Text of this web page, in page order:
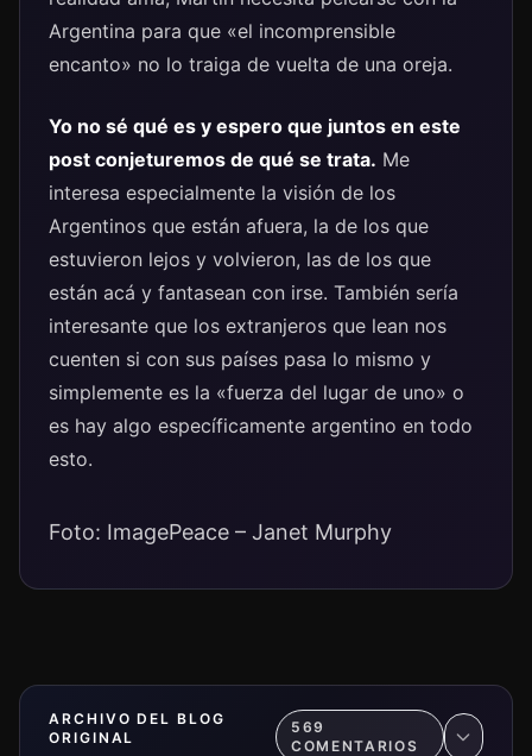
Argentina para que «el incomprensible
encanto» no lo traiga de vuelta de una oreja.
Yo no sé qué es y espero que juntos en este
post conjeturemos de qué se trata. Me
interesa especialmente la visión de los
Argentinos que están afuera, la de los que
estuvieron lejos y volvieron, las de los que
están acá y fantasean con irse. También sería
interesante que los extranjeros que lean nos
cuenten si con sus países pasa lo mismo y
simplemente es la «fuerza del lugar de uno» o
es hay algo específicamente argentino en todo
esto.
Foto: ImagePeace – Janet Murphy
ARCHIVO DEL BLOG
ORIGINAL
569
COMENTARIOS